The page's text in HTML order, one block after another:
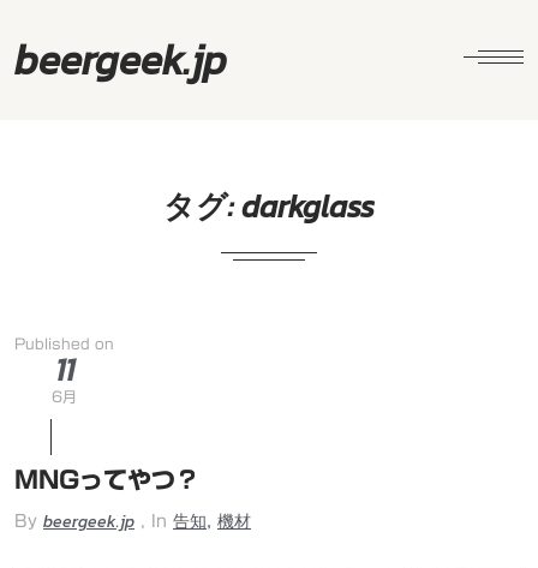
beergeek.jp
タグ:darkglass
Published on
11
6月
MNGってやつ？
By beergeek.jp , In 告知 機材